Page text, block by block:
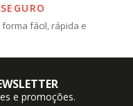
fácil, rápida e
e promoções.